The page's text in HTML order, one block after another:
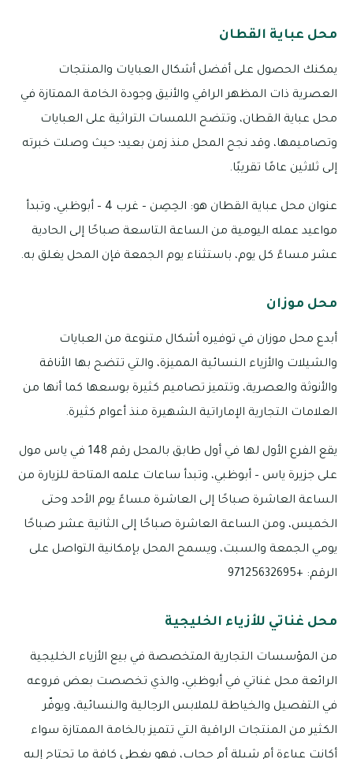
محل عباية القطان
يمكنك الحصول على أفضل أشكال العبايات والمنتجات
العصرية ذات المظهر الراقي والأنيق وجودة الخامة الممتازة في
محل عباية القطان، وتتضح اللمسات التراثية على العبايات
وتصاميمها، وقد نجح المحل منذ زمن بعيد؛ حيث وصلت خبرته
إلى ثلاثين عامًا تقريبًا.
عنوان محل عباية القطان هو: الحِصِن – غرب 4 – أبوظبي، وتبدأ
مواعيد عمله اليومية من الساعة التاسعة صباحًا إلى الحادية
عشر مساءً كل يوم، باستثناء يوم الجمعة فإن المحل يغلق به.
محل موزان
أبدع محل موزان في توفيره أشكال متنوعة من العبايات
والشيلات والأزياء النسائية المميزة، والتي تتضح بها الأناقة
والأنوثة والعصرية، وتتميز تصاميم كثيرة بوسعها كما أنها من
العلامات التجارية الإماراتية الشهيرة منذ أعوام كثيرة.
يقع الفرع الأول لها في أول طابق بالمحل رقم 148 في ياس مول
على جزيرة ياس – أبوظبي، وتبدأ ساعات علمه المتاحة للزيارة من
الساعة العاشرة صباحًا إلى العاشرة مساءً يوم الأحد وحتى
الخميس، ومن الساعة العاشرة صباحًا إلى الثانية عشر صباحًا
يومي الجمعة والسبت، ويسمح المحل بإمكانية التواصل على
الرقم: +97125632695
محل غناتي للأزياء الخليجية
من المؤسسات التجارية المتخصصة في بيع الأزياء الخليجية
الرائعة محل غناتي في أبوظبي، والذي تخصصت بعض فروعه
في التفصيل والخياطة للملابس الرجالية والنسائية، ويوفّر
الكثير من المنتجات الراقية التي تتميز بالخامة الممتازة سواء
أكانت عباءة أم شيلة أم حجاب، فهو يغطي كافة ما تحتاج إليه